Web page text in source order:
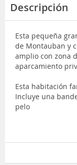
Descripción
Esta pequeña
de Montauban y
amplio con zona
aparcamiento
Esta habitación
Incluye una
pelo